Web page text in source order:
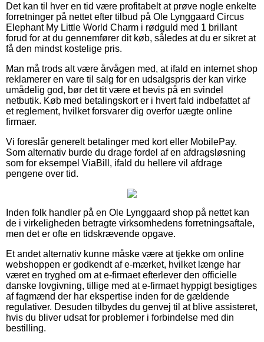
Det kan til hver en tid være profitabelt at prøve nogle enkelte
forretninger på nettet efter tilbud på Ole Lynggaard Circus
Elephant My Little World Charm i rødguld med 1 brillant
forud for at du gennemfører dit køb, således at du er sikret at
få den mindst kostelige pris.
Man må trods alt være årvågen med, at ifald en internet shop
reklamerer en vare til salg for en udsalgspris der kan virke
umådelig god, bør det tit være et bevis på en svindel
netbutik. Køb med betalingskort er i hvert fald indbefattet af
et reglement, hvilket forsvarer dig overfor uægte online
firmaer.
Vi foreslår generelt betalinger med kort eller MobilePay.
Som alternativ burde du drage fordel af en afdragsløsning
som for eksempel ViaBill, ifald du hellere vil afdrage
pengene over tid.
Inden folk handler på en Ole Lynggaard shop på nettet kan
de i virkeligheden betragte virksomhedens forretningsaftale,
men det er ofte en tidskrævende opgave.
Et andet alternativ kunne måske være at tjekke om online
webshoppen er godkendt af e-mærket, hvilket længe har
været en tryghed om at e-firmaet efterlever den officielle
danske lovgivning, tillige med at e-firmaet hyppigt besigtiges
af fagmænd der har ekspertise inden for de gældende
regulativer. Desuden tilbydes du genvej til at blive assisteret,
hvis du bliver udsat for problemer i forbindelse med din
bestilling.